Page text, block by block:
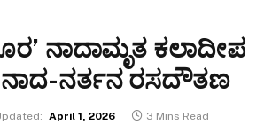
ನಾದಾಮೃತ ಕಲಾದೀಪ
ನರ್ತನ ರಸದೌತಣ
April 1, 2026 3 Mins Read